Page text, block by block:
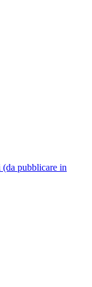
pubblicare in